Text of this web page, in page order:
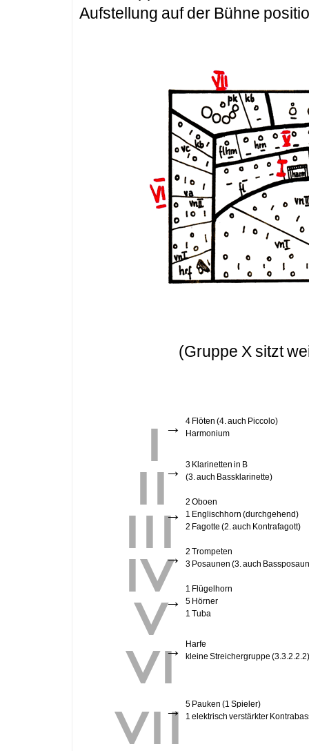
Aufstellung auf der Bühne
(Gruppe X sitzt
I →
4 Flöten (4. auch Piccolo)
Harmonium
II→
3 Klarinetten in B
(3. auch Bassklarinette)
III
→
2 Oboen
1 Englischhorn (durchgehend)
2 Fagotte (2. auch Kontrafagott)
IV
→
2 Trompeten
3 Posaunen (3. auch
V→
1 Flügelhorn
5 Hörner
1 Tuba
VI
→
Harfe
kleine Streichergruppe (3.3.2.2.2)
VII
→
5 Pauken (1 Spieler)
1 elektrisch verstärkter